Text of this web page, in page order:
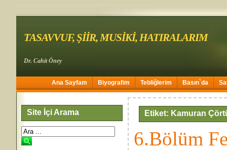
TASAVVUF, ŞİİR, MUSİKİ, HATIRALARIM
Dr. Cahit Öney
Ana Sayfam Biyografim Tebliğlerim Basın`da
Site İçi Arama Etiket: Kamuran
6.Bölüm